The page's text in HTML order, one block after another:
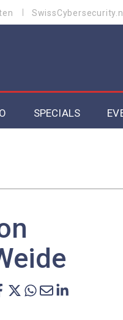
SPECIALS